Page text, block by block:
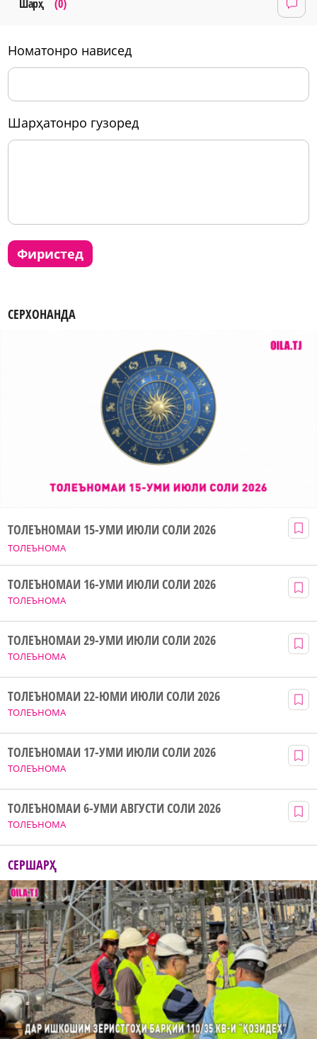
Шарҳ (0)
номатонро нависед
шарҳатонро гузоред
фиристед
СЕРХОНАНДА
ТОЛЕЪНОМА
ТОЛЕЪНОМАИ 15-УМИ ИЮЛИ СОЛИ 2026
ТОЛЕЪНОМА
ТОЛЕЪНОМАИ 16-УМИ ИЮЛИ СОЛИ 2026
ТОЛЕЪНОМА
ТОЛЕЪНОМАИ 29-УМИ ИЮЛИ СОЛИ 2026
ТОЛЕЪНОМА
ТОЛЕЪНОМАИ 22-ЮМИ ИЮЛИ СОЛИ 2026
ТОЛЕЪНОМА
ТОЛЕЪНОМАИ 17-УМИ ИЮЛИ СОЛИ 2026
ТОЛЕЪНОМА
ТОЛЕЪНОМАИ 6-УМИ АВГУСТИ СОЛИ 2026
СЕРШАРҲ